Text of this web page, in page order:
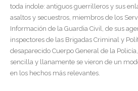
toda índole: antiguos guerrilleros y sus
asaltos y secuestros, miembros de los
Información de la Guardia Civil, de sus
inspectores de las Brigadas Criminal y
desaparecido Cuerpo General de la
sencilla y llanamente se vieron de un
en los hechos más relevantes.